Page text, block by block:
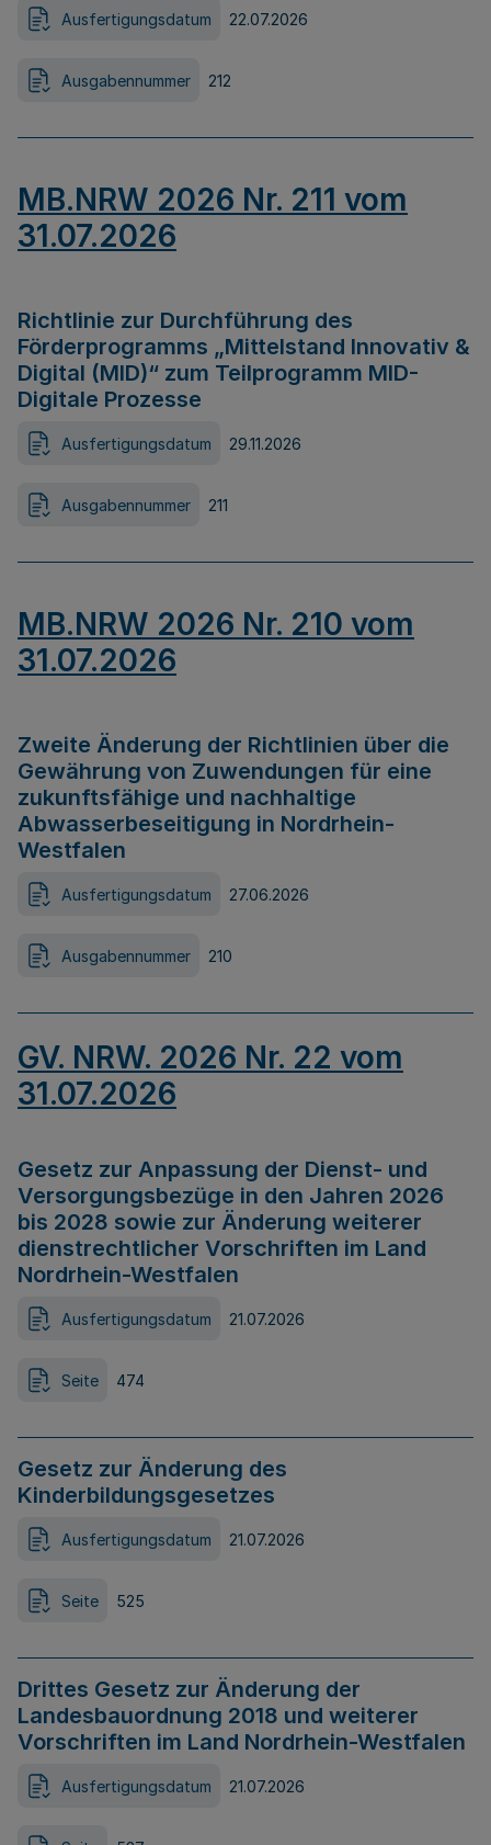
Ausfertigungsdatum 22.07.2026
Ausgabennummer 212
MB.NRW 2026 Nr. 211 vom
31.07.2026
Richtlinie zur Durchführung des
Förderprogramms „Mittelstand Innovativ &
Digital (MID)“ zum Teilprogramm MID-
Digitale Prozesse
Ausfertigungsdatum 29.11.2026
Ausgabennummer 211
MB.NRW 2026 Nr. 210 vom
31.07.2026
Zweite Änderung der Richtlinien über die
Gewährung von Zuwendungen für eine
zukunftsfähige und nachhaltige
Abwasserbeseitigung in Nordrhein-
Westfalen
Ausfertigungsdatum 27.06.2026
Ausgabennummer 210
GV. NRW. 2026 Nr. 22 vom
31.07.2026
Gesetz zur Anpassung der Dienst- und
Versorgungsbezüge in den Jahren 2026
bis 2028 sowie zur Änderung weiterer
dienstrechtlicher Vorschriften im Land
Nordrhein-Westfalen
Ausfertigungsdatum 21.07.2026
Seite 474
Gesetz zur Änderung des
Kinderbildungsgesetzes
Ausfertigungsdatum 21.07.2026
Seite 525
Drittes Gesetz zur Änderung der
Landesbauordnung 2018 und weiterer
Vorschriften im Land Nordrhein-Westfalen
Ausfertigungsdatum 21.07.2026